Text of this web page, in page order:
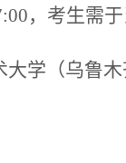
，考生需
学（乌鲁